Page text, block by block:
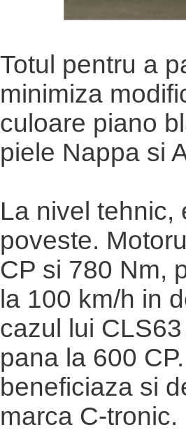
Totul pentru a
minimiza
culoare piano
piele Nappa si
La nivel tehnic,
poveste.
CP si 780 Nm,
la 100 km/h in
cazul lui
pana la 600
beneficiaza si
marca C-tronic.